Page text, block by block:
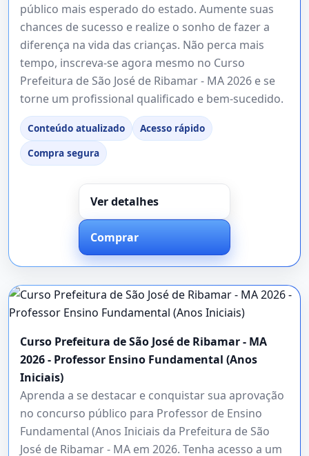
público mais esperado do estado. Aumente suas
chances de sucesso e realize o sonho de fazer a
diferença na vida das crianças. Não perca mais
tempo, inscreva-se agora mesmo no Curso
Prefeitura de São José de Ribamar - MA 2026 e se
torne um profissional qualificado e bem-sucedido.
Conteúdo atualizado
Acesso rápido
Compra segura
Ver detalhes
Comprar
Curso Prefeitura de São José de Ribamar - MA
2026 - Professor Ensino Fundamental (Anos
Iniciais)
Aprenda a se destacar e conquistar sua aprovação
no concurso público para Professor de Ensino
Fundamental (Anos Iniciais da Prefeitura de São
José de Ribamar - MA em 2026. Tenha acesso a um